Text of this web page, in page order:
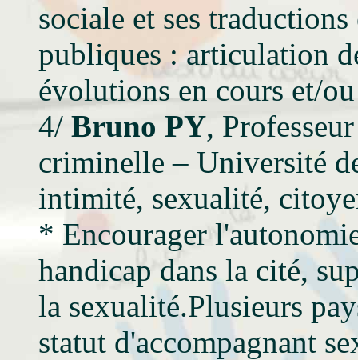
sociale et ses
publiques : articulation
évolutions en cours et/
4/ Bruno PY,
criminelle – Université
intimité, sexualité,
* Encourager
handicap dans la cité,
la sexualité.Plusieurs
statut d'accompagnant